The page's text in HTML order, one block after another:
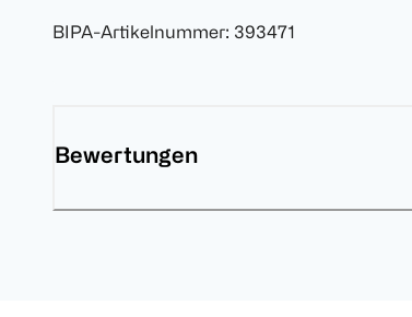
BIPA-Artikelnummer: 393471
Bewertungen